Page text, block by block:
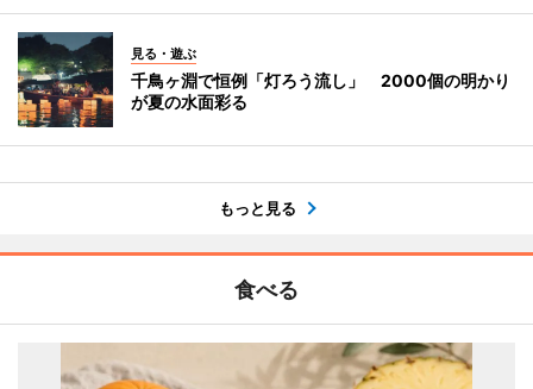
見る・遊ぶ
千鳥ヶ淵で恒例「灯ろう流し」 2000個の明かり
が夏の水面彩る
もっと見る
食べる